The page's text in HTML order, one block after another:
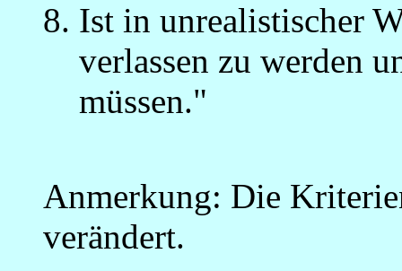
Ist in unrealistischer
verlassen zu werden
müssen."
Anmerkung: Die
verändert.